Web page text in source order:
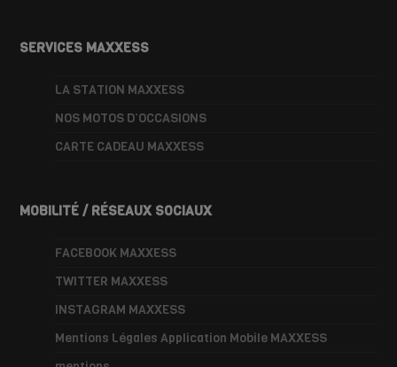
SERVICES MAXXESS
LA STATION MAXXESS
NOS MOTOS D’OCCASIONS
CARTE CADEAU MAXXESS
MOBILITÉ / RÉSEAUX SOCIAUX
FACEBOOK MAXXESS
TWITTER MAXXESS
INSTAGRAM MAXXESS
Mentions Légales Application Mobile MAXXESS